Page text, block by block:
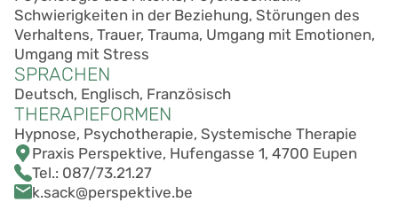
Schwierigkeiten in der Beziehung, Störungen des
Verhaltens, Trauer, Trauma, Umgang mit Emotionen,
Umgang mit Stress
SPRACHEN
Deutsch, Englisch, Französisch
THERAPIEFORMEN
Hypnose, Psychotherapie, Systemische Therapie
Praxis Perspektive, Hufengasse 1, 4700 Eupen
Tel.: 087/73.21.27
k.sack@perspektive.be